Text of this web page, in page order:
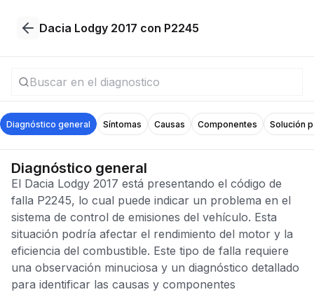
Dacia Lodgy 2017 con P2245
Diagnóstico general Síntomas Causas Componentes Solución
Diagnóstico general
El Dacia Lodgy 2017 está presentando el código de
falla P2245, lo cual puede indicar un problema en el
sistema de control de emisiones del vehículo. Esta
situación podría afectar el rendimiento del motor y la
eficiencia del combustible. Este tipo de falla requiere
una observación minuciosa y un diagnóstico detallado
para identificar las causas y componentes